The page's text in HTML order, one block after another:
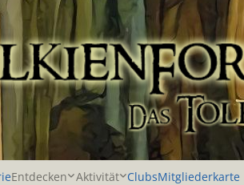
Entdecken Aktivität ClubsMitgliederkarte